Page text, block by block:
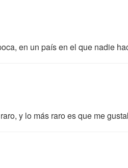
en un país en el que nadie
y lo más raro es que me